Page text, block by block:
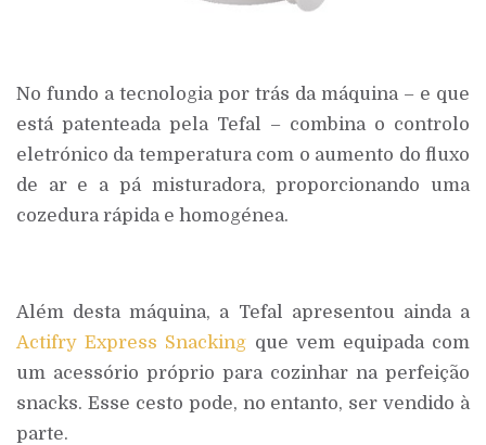
No fundo a tecnologia por trás da máquina – e que
está patenteada pela Tefal – combina o controlo
eletrónico da temperatura com o aumento do fluxo
de ar e a pá misturadora, proporcionando uma
cozedura rápida e homogénea.
Além desta máquina, a Tefal apresentou ainda a
Actifry Express Snacking que vem equipada com
um acessório próprio para cozinhar na perfeição
snacks. Esse cesto pode, no entanto, ser vendido à
parte.